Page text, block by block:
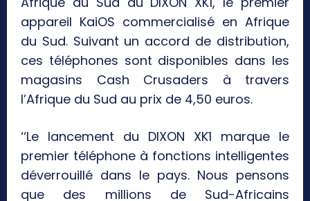
appareil KaiOS commercialisé en Afrique
du Sud. Suivant un accord de distribution,
ces téléphones sont disponibles dans les
magasins Cash Crusaders à travers
l’Afrique du Sud au prix de 4,50 euros.
‘‘Le lancement du DIXON XK1 marque le
premier téléphone à fonctions intelligentes
déverrouillé dans le pays. Nous pensons
que des millions de Sud-Africains